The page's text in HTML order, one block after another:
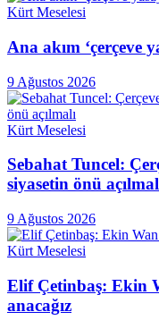
Kürt Meselesi
Ana akım ‘çerçeve
9 Ağustos 2026
Kürt Meselesi
Sebahat Tuncel:
siyasetin önü
9 Ağustos 2026
Kürt Meselesi
Elif Çetinbaş: Ekin
anacağız